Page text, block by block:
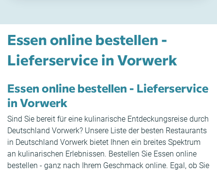
Essen online bestellen -
Lieferservice in Vorwerk
Essen online bestellen - Lieferservice
in Vorwerk
Sind Sie bereit für eine kulinarische Entdeckungsreise durch
Deutschland Vorwerk? Unsere Liste der besten Restaurants
in Deutschland Vorwerk bietet Ihnen ein breites Spektrum
an kulinarischen Erlebnissen. Bestellen Sie Essen online
bestellen - ganz nach Ihrem Geschmack online. Egal, ob Sie